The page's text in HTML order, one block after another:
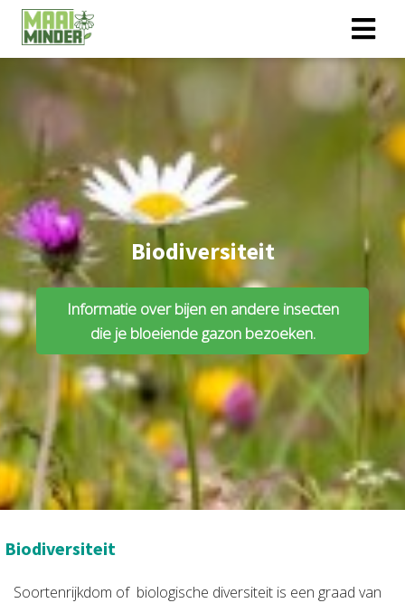
Biodiversiteit
Informatie over bijen en andere insecten
die je bloeiende gazon bezoeken.
Biodiversiteit
Soortenrijkdom of biologische diversiteit is een graad van